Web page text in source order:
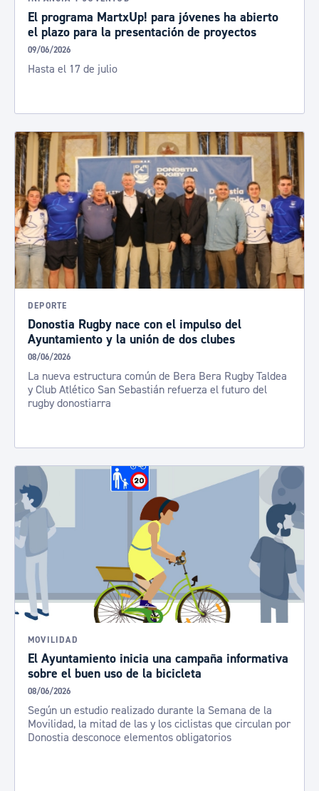
El programa MartxUp! para jóvenes ha abierto
el plazo para la presentación de proyectos
09/06/2026
Hasta el 17 de julio
DEPORTE
Donostia Rugby nace con el impulso del
Ayuntamiento y la unión de dos clubes
08/06/2026
La nueva estructura común de Bera Bera Rugby Taldea
y Club Atlético San Sebastián refuerza el futuro del
rugby donostiarra
MOVILIDAD
El Ayuntamiento inicia una campaña informativa
sobre el buen uso de la bicicleta
08/06/2026
Según un estudio realizado durante la Semana de la
Movilidad, la mitad de las y los ciclistas que circulan por
Donostia desconoce elementos obligatorios